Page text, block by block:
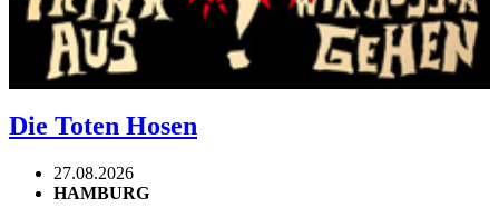
Die Toten Hosen
27.08.2026
HAMBURG